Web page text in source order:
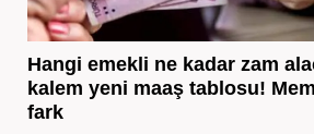
Hangi emekli ne kadar zam
kalem yeni maaş tablosu!
fark